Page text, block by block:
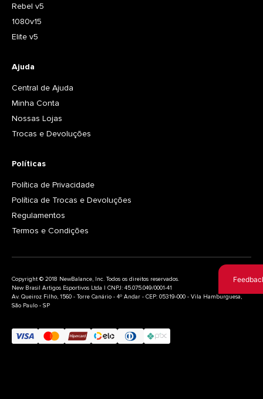
Rebel v5
1080v15
Elite v5
Ajuda
Central de Ajuda
Minha Conta
Nossas Lojas
Trocas e Devoluções
Políticas
Política de Privacidade
Política de Trocas e Devoluções
Regulamentos
Termos e Condições
Copyright © 2018 NewBalance, Inc. Todos os direitos reservados.
New Brasil Artigos Esportivos Ltda | CNPJ: 45.075.049/0001-41
Av. Queiroz Filho, 1560 - Torre Canário - 4º Andar - CEP: 05319-000 - Vila Hamburguesa,
São Paulo - SP